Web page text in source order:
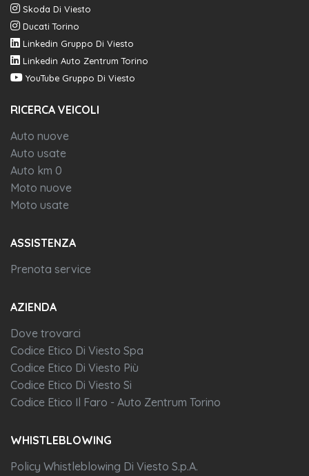
Skoda Di Viesto
Ducati Torino
Linkedin Gruppo Di Viesto
Linkedin Auto Zentrum Torino
YouTube Gruppo Di Viesto
RICERCA VEICOLI
Auto nuove
Auto usate
Auto km 0
Moto nuove
Moto usate
ASSISTENZA
Prenota service
AZIENDA
Dove trovarci
Codice Etico Di Viesto Spa
Codice Etico Di Viesto Più
Codice Etico Di Viesto Si
Codice Etico Il Faro - Auto Zentrum Torino
WHISTLEBLOWING
Policy Whistleblowing Di Viesto S.p.A.